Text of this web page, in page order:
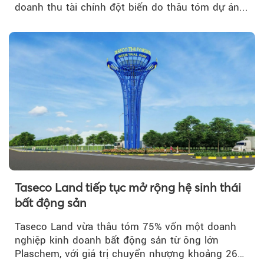
doanh thu tài chính đột biến do thâu tóm dự án...
Taseco Land tiếp tục mở rộng hệ sinh thái
bất động sản
Taseco Land vừa thâu tóm 75% vốn một doanh
nghiệp kinh doanh bất động sản từ ông lớn
Plaschem, với giá trị chuyển nhượng khoảng 262